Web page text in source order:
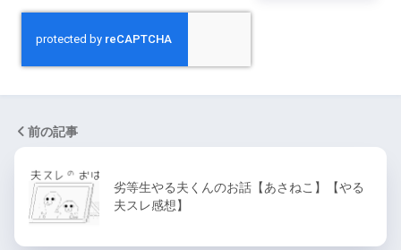
前の記事
劣等生やる夫くんのお話【あさねこ】【やる
夫スレ感想】